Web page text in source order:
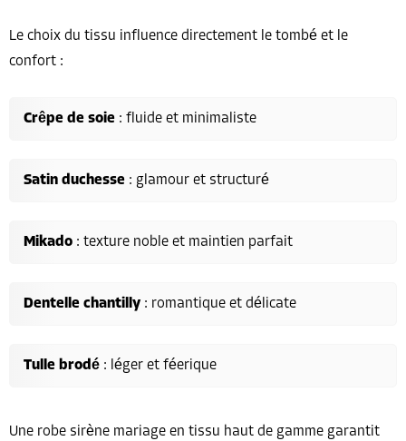
Le choix du tissu influence directement le tombé et le
confort :
Crêpe de soie : fluide et minimaliste
Satin duchesse : glamour et structuré
Mikado : texture noble et maintien parfait
Dentelle chantilly : romantique et délicate
Tulle brodé : léger et féerique
Une robe sirène mariage en tissu haut de gamme garantit